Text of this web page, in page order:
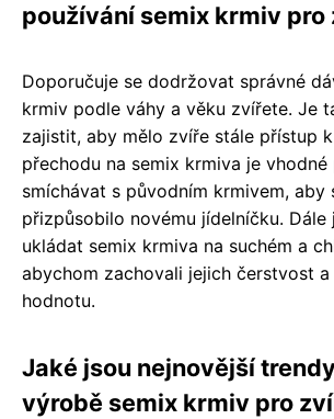
používání semix krmiv pro
Doporučuje se dodržovat správné
krmiv podle váhy a věku zvířete. Je
zajistit, aby mělo zvíře stále přístup
přechodu na semix krmiva je vhodné
smíchávat s původním krmivem, aby
přizpůsobilo novému jídelníčku. Dále
ukládat semix krmiva na suchém a
abychom zachovali jejich čerstvost
hodnotu.
Jaké jsou nejnovější
výrobě semix krmiv pro